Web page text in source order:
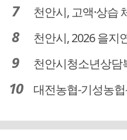
천안시, 고액·상습 체납
천안시, 2026 을지연습
천안시청소년상담복지
대전농협-기성농헙-고향주부모